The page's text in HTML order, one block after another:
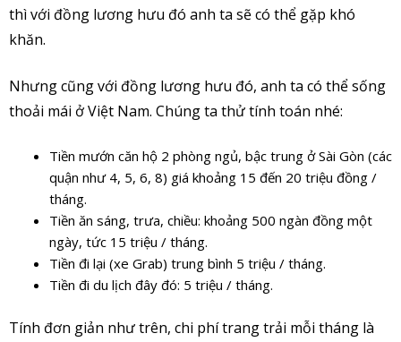
thì với đồng lương hưu đó anh ta sẽ có thể gặp khó
khăn.
Nhưng cũng với đồng lương hưu đó, anh ta có thể sống
thoải mái ở Việt Nam. Chúng ta thử tính toán nhé:
Tiền mướn căn hộ 2 phòng ngủ, bậc trung ở Sài Gòn (các
quận như 4, 5, 6, 8) giá khoảng 15 đến 20 triệu đồng /
tháng.
Tiền ăn sáng, trưa, chiều: khoảng 500 ngàn đồng một
ngày, tức 15 triệu / tháng.
Tiền đi lại (xe Grab) trung bình 5 triệu / tháng.
Tiền đi du lịch đây đó: 5 triệu / tháng.
Tính đơn giản như trên, chi phí trang trải mỗi tháng là